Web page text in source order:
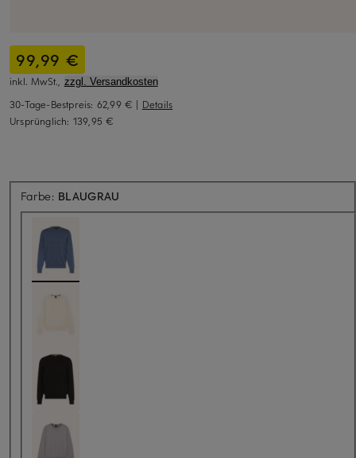
99,99 €
inkl. MwSt., zzgl. Versandkosten
30-Tage-Bestpreis: 62,99 € | Details
Ursprünglich: 139,95 €
Farbe: BLAUGRAU